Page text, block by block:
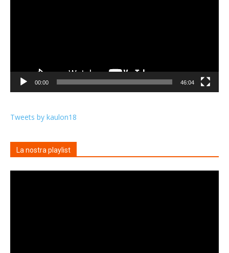
00:00 46:04
Tweets by kaulon18
La nostra playlist